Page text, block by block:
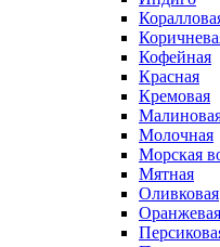
Кофейная
Красная
Кремовая
Молочная
Морская
Мятная
Оливковая
Оранжевая